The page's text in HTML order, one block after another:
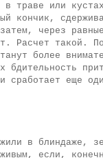
в траве или
кончик,
через
Расчет такой.
более
бдительность
сработает еще
в блиндаже,
если,